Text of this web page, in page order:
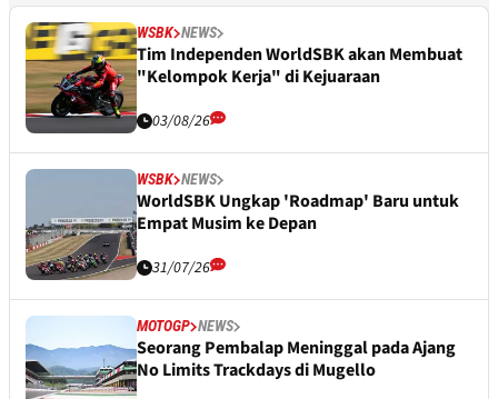
WSBK NEWS
Tim Independen WorldSBK akan Membuat
"Kelompok Kerja" di Kejuaraan
03/08/26
WSBK NEWS
WorldSBK Ungkap 'Roadmap' Baru untuk
Empat Musim ke Depan
31/07/26
MOTOGP NEWS
Seorang Pembalap Meninggal pada Ajang
No Limits Trackdays di Mugello